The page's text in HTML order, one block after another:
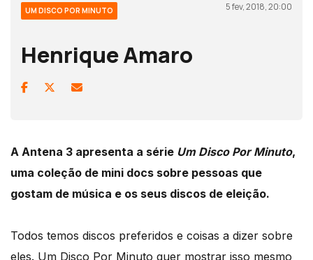
UM DISCO POR MINUTO 5 fev, 2018, 20:00
Henrique Amaro
A Antena 3 apresenta a série Um Disco Por Minuto,
uma coleção de mini docs sobre pessoas que
gostam de música e os seus discos de eleição.
Todos temos discos preferidos e coisas a dizer sobre
eles. Um Disco Por Minuto quer mostrar isso mesmo